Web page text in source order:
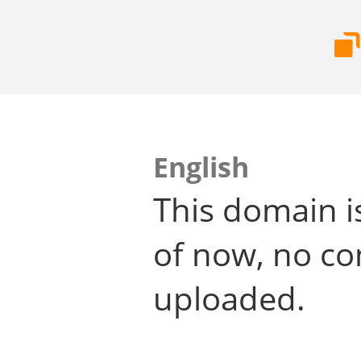
English
This domain
of now, no
uploaded.